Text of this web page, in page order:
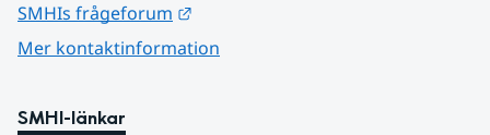
SMHIs frågeforum
Mer kontaktinformation
SMHI-länkar